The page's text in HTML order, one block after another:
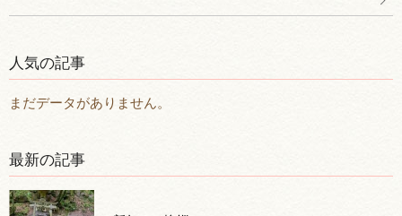
人気の記事
まだデータがありません。
最新の記事